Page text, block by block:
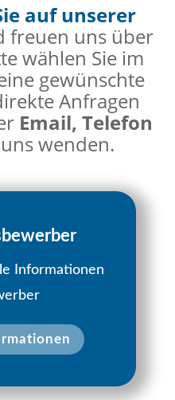
auf unserer
freuen uns über
wählen Sie im
gewünschte
Anfragen
Email, Telefon
wenden.
Informationen